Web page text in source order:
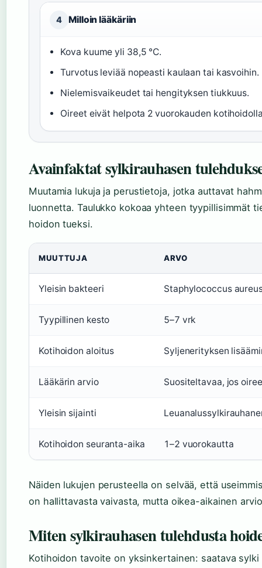
4 Milloin lääkäriin
Kova kuume yli 38,5 °C.
Turvotus leviää nopeasti kaulaan tai kasvoihin.
Nielemisvaikeudet tai hengityksen tiukkuus.
Oireet eivät helpota 2 vuorokauden
Avainfaktat sylkirauhasen
Muutamia lukuja ja perustietoja, jotka auttavat
luonnetta. Taulukko kokoaa yhteen tyypillisimmät
hoidon tueksi.
MUUTTUJA ARVO
Yleisin bakteeri Staphylococcus
Tyypillinen kesto 5–7 vrk
Kotihoidon aloitus Syljenerityksen
Lääkärin arvio Suositeltavaa, jos
Yleisin sijainti
Kotihoidon seuranta-aika 1–2 vuorokautta
Näiden lukujen perusteella on selvää, että
on hallittavasta vaivasta, mutta oikea-aikainen
Miten sylkirauhasen tulehdusta
Kotihoidon tavoite on yksinkertainen: saatava